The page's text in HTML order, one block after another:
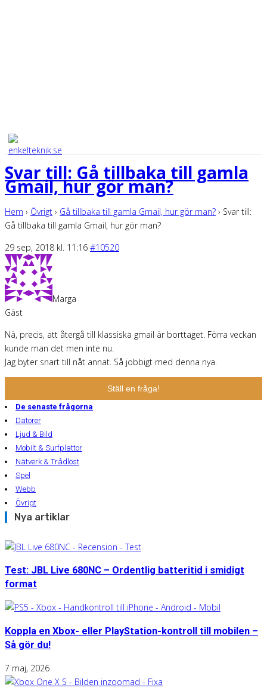
Svar till: Gå tillbaka till gamla
Gmail, hur gör man?
Hem › Övrigt › Gå tillbaka till gamla Gmail, hur gör man? › Svar till:
Gå tillbaka till gamla Gmail, hur gör man?
29 sep, 2018 kl. 11:16 #10520
Marga
Gäst
Nä, precis, att återgå till klassiska gmail är borttaget. Förra veckan
kunde man det men inte nu.
Jag byter snart till nåt annat. Så jobbigt med denna nya.
Ställ en fråga!
De senaste frågorna
Datorer
Ljud & Bild
Mobilt & Surfplattor
Nätverk & Trådlöst
Spel
Webb
Övrigt
Nya artiklar
Test: JBL Live 680NC – Ordentlig batteritid i smidigt
format
Koppla en Xbox- eller PlayStation-kontroll till mobilen –
Så gör du!
7 maj, 2026